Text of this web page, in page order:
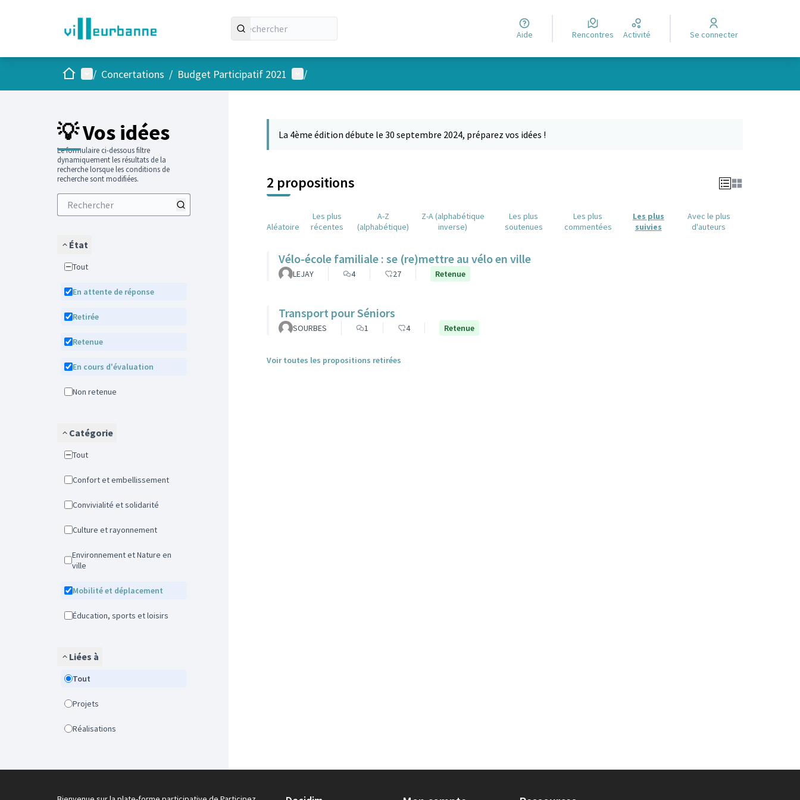
Aide Rencontres Activité Se connecter
AccueilMenu principal
/ Concertations / Budget Participatif 2021 Menu utilisateur
/
💡 Vos idées
Le formulaire ci-dessous filtre
dynamiquement les résultats de la
recherche lorsque les conditions de
recherche sont modifiées.
État
Tout
En attente de réponse
Retirée
Retenue
En cours d'évaluation
Non retenue
Catégorie
Tout
Confort et embellissement
Convivialité et solidarité
Culture et rayonnement
Environnement et Nature en
ville
Mobilité et déplacement
Éducation, sports et loisirs
Liées à
Tout
Projets
Réalisations
La 4ème édition débute le 30 septembre 2024, préparez vos idées !
2 propositions
Aléatoire
Les plus
récentes
A-Z
(alphabétique)
Z-A (alphabétique
inverse)
Les plus
soutenues
Les plus
commentées
Les plus
suivies
Avec le plus
d'auteurs
Vélo-école familiale : se (re)mettre au vélo en ville
LEJAY 4 27 Retenue
Transport pour Séniors
SOURBES 1 4 Retenue
Voir toutes les propositions retirées